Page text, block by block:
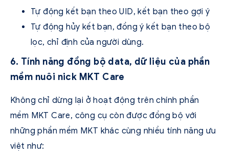
Tự động kết bạn theo UID, kết bạn theo gợi ý
Tự động hủy kết bạn, đồng ý kết bạn theo bộ
lọc, chỉ định của người dùng.
6. Tính năng đồng bộ data, dữ liệu của phần
mềm nuôi nick MKT Care
Không chỉ dừng lại ở hoạt động trên chính phần
mềm MKT Care, công cụ còn được đồng bộ với
những phần mềm MKT khác cùng nhiều tính năng ưu
việt như: